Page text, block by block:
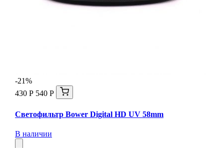
-21%
430 Р 540 Р
Светофильтр Bower Digital HD UV 58mm
В наличии